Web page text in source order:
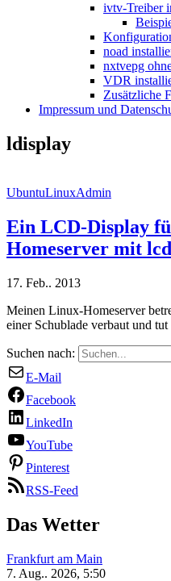
ivtv-Treiber
noad
nxtvepg
VDR
Zusätzliche
Impressum und
ldisplay
UbuntuLinuxAdmin
Ein LCD-Display
Homeserver mit
17. Feb.. 2013
Meinen Linux-Homeserver
einer Schublade verbaut und
Suchen nach:
E-Mail
Facebook
LinkedIn
YouTube
Pinterest
RSS-Feed
Das Wetter
Frankfurt am Main
7. Aug.. 2026, 5:50